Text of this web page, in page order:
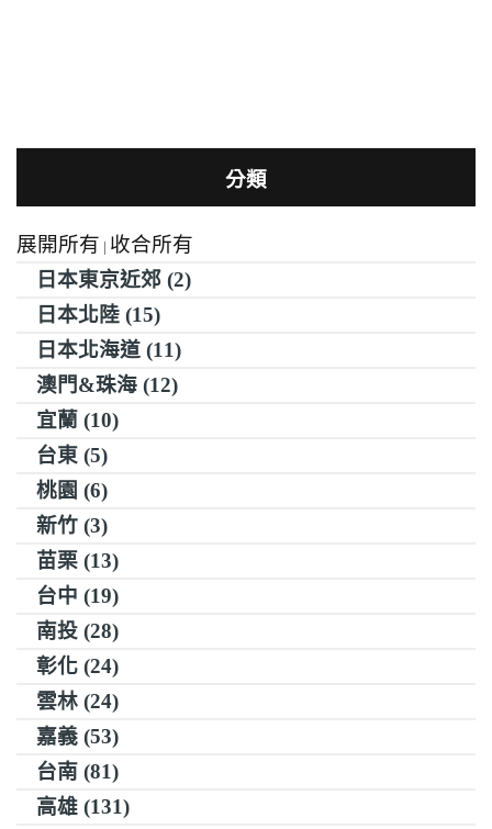
分類
展開所有 | 收合所有
日本東京近郊 (2)
日本北陸 (15)
日本北海道 (11)
澳門&珠海 (12)
宜蘭 (10)
台東 (5)
桃園 (6)
新竹 (3)
苗栗 (13)
台中 (19)
南投 (28)
彰化 (24)
雲林 (24)
嘉義 (53)
台南 (81)
高雄 (131)